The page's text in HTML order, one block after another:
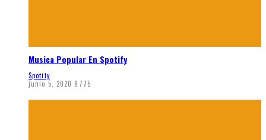
Musica Popular En Spotify
Spotify
junio 5, 2020 8775